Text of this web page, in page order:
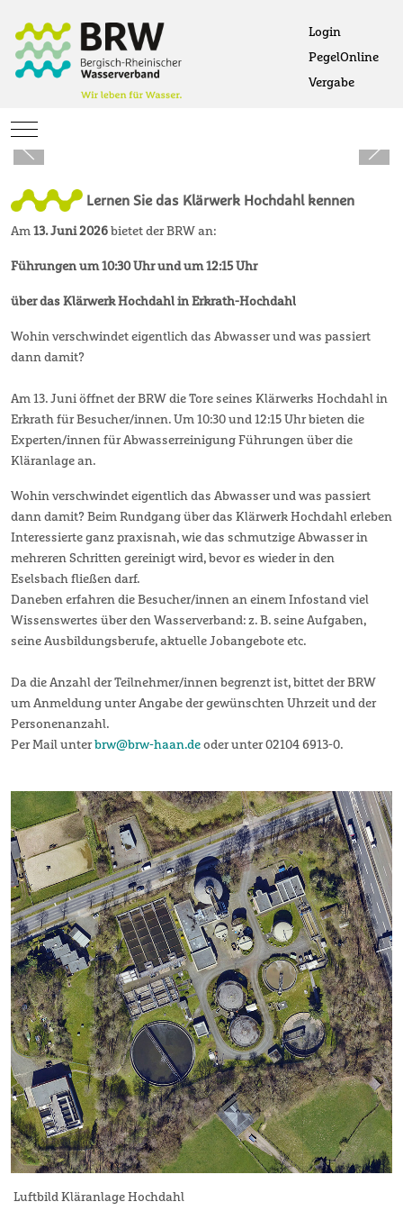
Login
PegelOnline
Vergabe
Mobile Menu Toggle
Lernen Sie das Klärwerk Hochdahl kennen
Am 13. Juni 2026 bietet der BRW an:
Führungen um 10:30 Uhr und um 12:15 Uhr
über das Klärwerk Hochdahl in Erkrath-Hochdahl
Wohin verschwindet eigentlich das Abwasser und was passiert
dann damit?
Am 13. Juni öffnet der BRW die Tore seines Klärwerks Hochdahl in
Erkrath für Besucher/innen. Um 10:30 und 12:15 Uhr bieten die
Experten/innen für Abwasserreinigung Führungen über die
Kläranlage an.
Wohin verschwindet eigentlich das Abwasser und was passiert
dann damit? Beim Rundgang über das Klärwerk Hochdahl erleben
Interessierte ganz praxisnah, wie das schmutzige Abwasser in
mehreren Schritten gereinigt wird, bevor es wieder in den
Eselsbach fließen darf.
Daneben erfahren die Besucher/innen an einem Infostand viel
Wissenswertes über den Wasserverband: z. B. seine Aufgaben,
seine Ausbildungsberufe, aktuelle Jobangebote etc.
Da die Anzahl der Teilnehmer/innen begrenzt ist, bittet der BRW
um Anmeldung unter Angabe der gewünschten Uhrzeit und der
Personenanzahl.
Per Mail unter brw@brw-haan.de oder unter 02104 6913-0.
Luftbild Kläranlage Hochdahl